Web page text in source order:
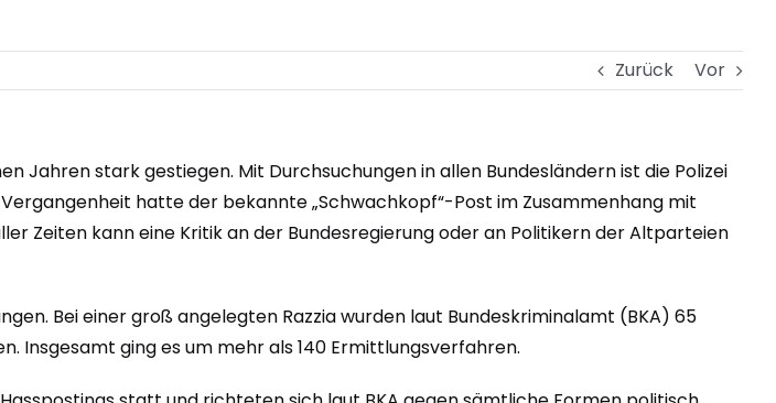
Zurück Vor
stark gestiegen. Mit Durchsuchungen in allen Bundesländern ist die Polizei
hatte der bekannte „Schwachkopf“-Post im Zusammenhang mit
Zeiten kann eine Kritik an der Bundesregierung oder an Politikern der Altparteien
Bei einer groß angelegten Razzia wurden laut Bundeskriminalamt (BKA) 65
Insgesamt ging es um mehr als 140 Ermittlungsverfahren.